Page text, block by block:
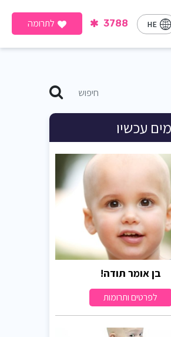
HE
3788 לתרומה
עכשיו
בן אומר תודה!
לפרטים ותרומות